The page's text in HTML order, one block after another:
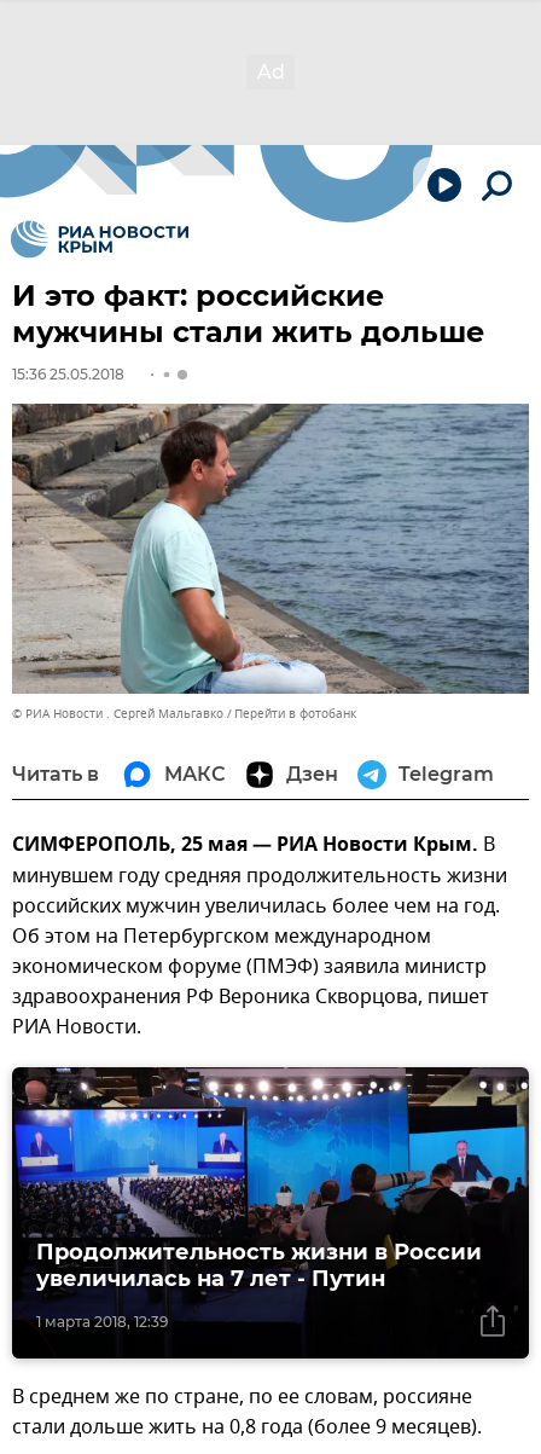
И это факт: российские
мужчины стали жить дольше
15:36 25.05.2018
© РИА Новости . Сергей Мальгавко Перейти в фотобанк
Читать в МАКС Дзен Telegram
СИМФЕРОПОЛЬ, 25 мая — РИА Новости Крым. В
минувшем году средняя продолжительность жизни
российских мужчин увеличилась более чем на год.
Об этом на Петербургском международном
экономическом форуме (ПМЭФ) заявила министр
здравоохранения РФ Вероника Скворцова, пишет
РИА Новости.
1 марта 2018, 12:39
Продолжительность жизни в России
увеличилась на 7 лет - Путин
В среднем же по стране, по ее словам, россияне
стали дольше жить на 0,8 года (более 9 месяцев).